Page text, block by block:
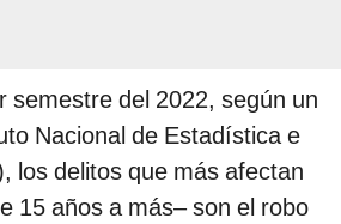
semestre del 2022, según un
Nacional de Estadística e
los delitos que más afectan
15 años a más– son el robo